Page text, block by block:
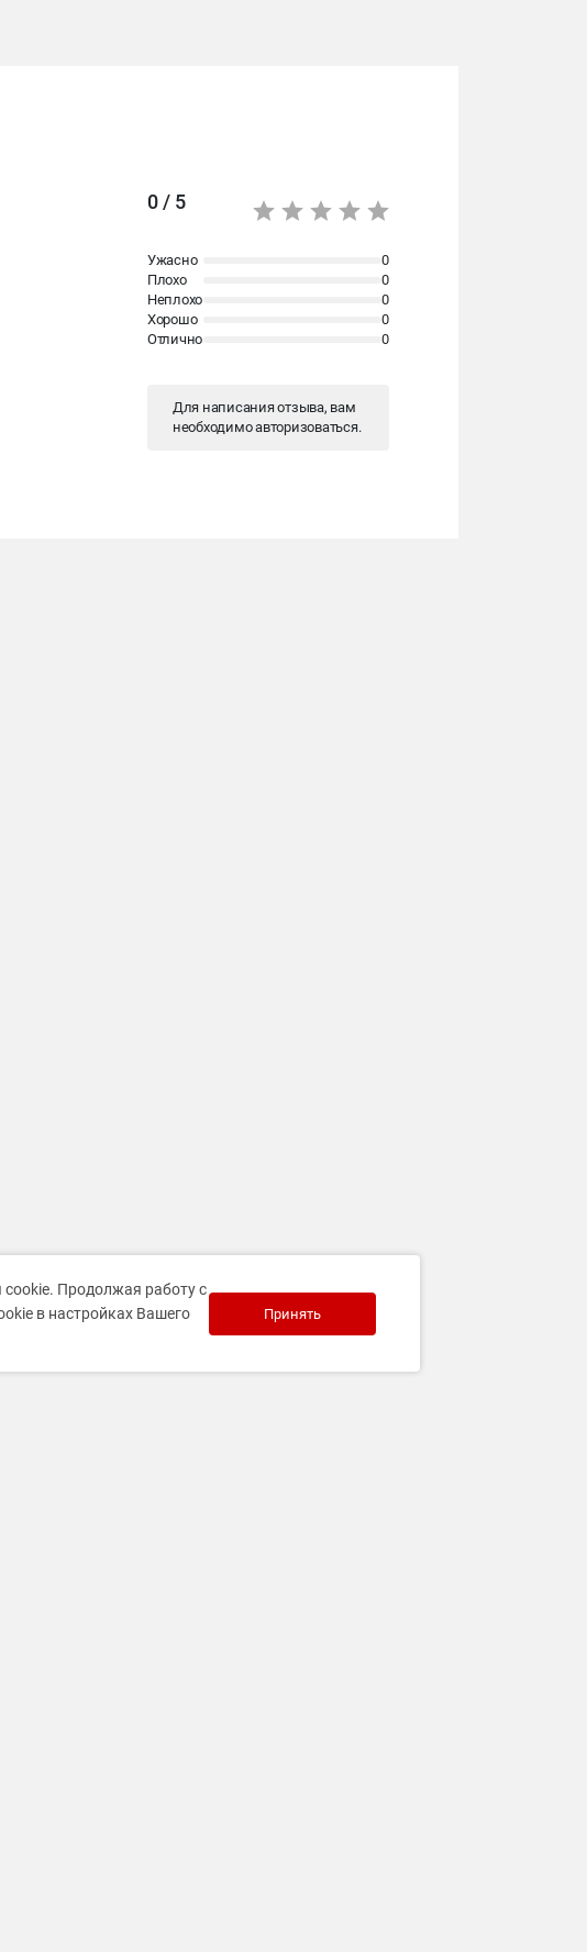
0 / 5
Ужасно
0
Плохо
0
Неплохо
0
Хорошо
0
Отлично
0
Для написания отзыва, вам
необходимоавторизоваться.
Продолжая работу с
в настройках Вашего
Принять